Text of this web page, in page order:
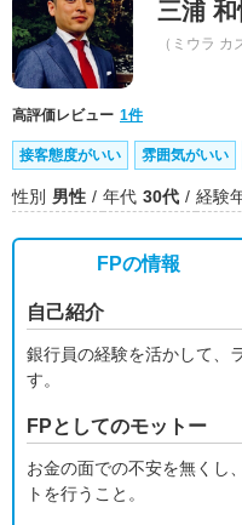
三浦
（ミウラ カ
高評価レビュー 1件
接客態度がいい 雰囲気がいい
性別 男性 年代 30代 経験
FPの情報
自己紹介
銀行員の経験を活かして、
す。
FPとしてのモットー
お金の面での不安を無くし
トを行うこと。